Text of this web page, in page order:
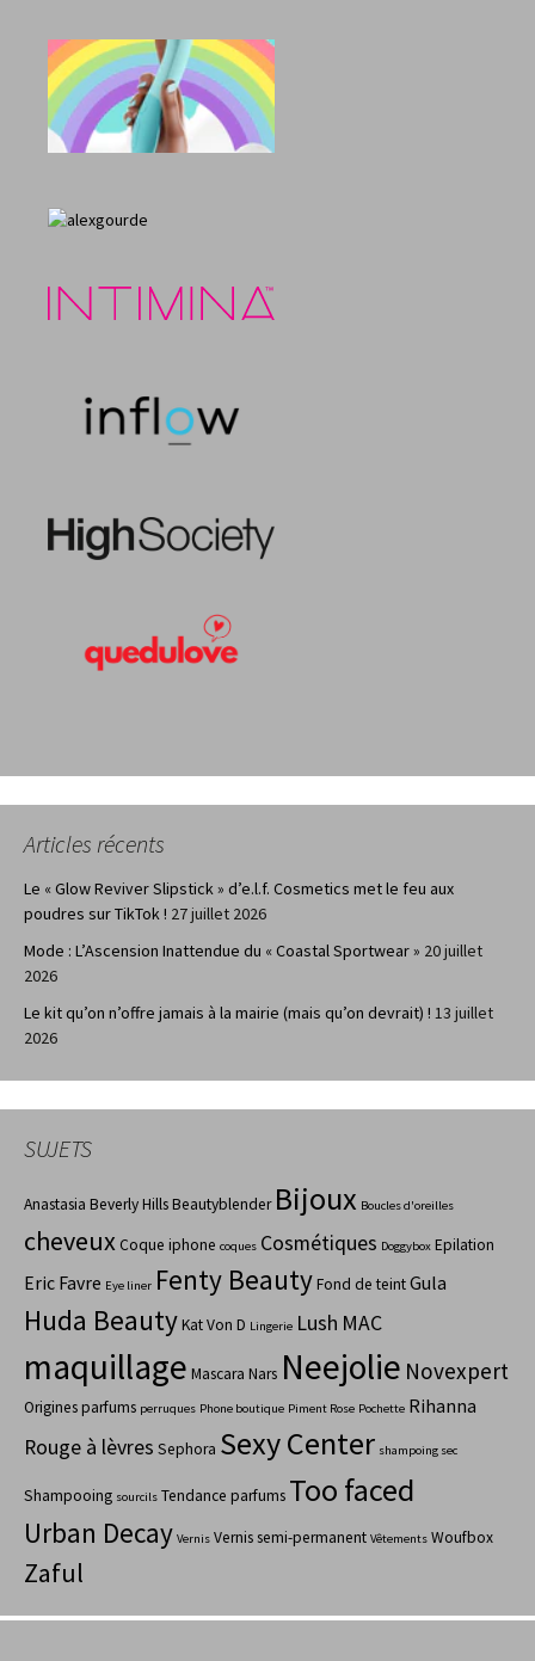
Articles récents
Le « Glow Reviver Slipstick » d’e.l.f. Cosmetics met le feu aux
poudres sur TikTok ! 27 juillet 2026
Mode : L’Ascension Inattendue du « Coastal Sportwear » 20 juillet
2026
Le kit qu’on n’offre jamais à la mairie (mais qu’on devrait) ! 13 juillet
2026
SUJETS
Anastasia Beverly HillsBeautyblender Bijoux Boucles d'oreilles
cheveuxCoque iphone coques Cosmétiques Doggybox Epilation
Eric Favre Eye liner Fenty BeautyFond de teintGula
Huda BeautyKat Von D Lingerie Lush MAC
maquillage Mascara Nars Neejolie Novexpert
Origines parfums perruques Phone boutique Piment Rose Pochette Rihanna
Rouge à lèvres Sephora Sexy Center shampoing sec
Shampooing sourcils Tendance parfums Too faced
Urban Decay Vernis Vernis semi-permanent Vêtements Woufbox
Zaful